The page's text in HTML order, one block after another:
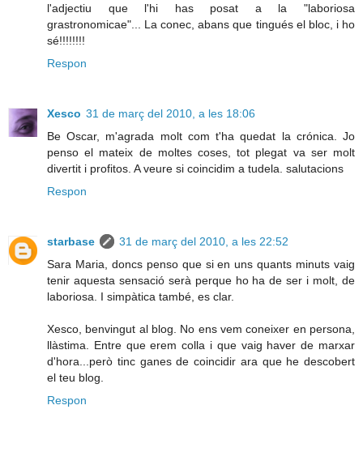
l'adjectiu que l'hi has posat a la "laboriosa
grastronomicae"... La conec, abans que tingués el bloc, i ho
sé!!!!!!!!
Respon
Xesco 31 de març del 2010, a les 18:06
Be Oscar, m'agrada molt com t'ha quedat la crónica. Jo
penso el mateix de moltes coses, tot plegat va ser molt
divertit i profitos. A veure si coincidim a tudela. salutacions
Respon
starbase
31 de març del 2010, a les 22:52
Sara Maria, doncs penso que si en uns quants minuts vaig
tenir aquesta sensació serà perque ho ha de ser i molt, de
laboriosa. I simpàtica també, es clar.
Xesco, benvingut al blog. No ens vem coneixer en persona,
llàstima. Entre que erem colla i que vaig haver de marxar
d'hora...però tinc ganes de coincidir ara que he descobert
el teu blog.
Respon